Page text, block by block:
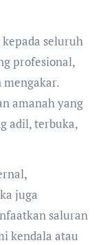
seluruh
profesional,
amanah yang
adil, terbuka,
juga
saluran
kendala atau